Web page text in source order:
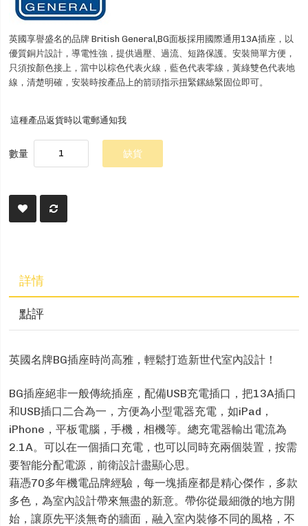
英國享譽盛名的品牌 British General,BG面板採用國際通用13A插座，以
優質銅片設計，導電性強，提供過壓、過流、短路保護。安裝簡單方便，
只須按顏色接上，當中以棕色代表火線，藍色代表零線，黃綠雙色代表地
線，清楚明確，安裝時按產品上的箭頭指示扭緊鏍絲緊固位即可。
這種產品返貨時以電郵通知我
數量 缺貨
詳情
點評
英國名牌BG插座時尚高雅，輕鬆打造新世代室內設計！
BG插座絕非一般傳統插座，配備USB充電插口，把13A插口
和USB插口二合為一，方便為小型電器充電，如iPad，
iPhone，平板電腦，手機，相機等。總充電器輸出電流為
2.1A。可以在一個插口充電，也可以同時充兩個裝置，按需
要智能分配電源，前衛設計盡顯心思。
藉憑70多年機電品牌經驗，每一塊插座都是精心傑作，多款
多色，為室內設計帶來無盡的新意。帶你從最細微的地方開
始，讓原先平淡無奇的牆面，融入室內裝修不同的風格，不